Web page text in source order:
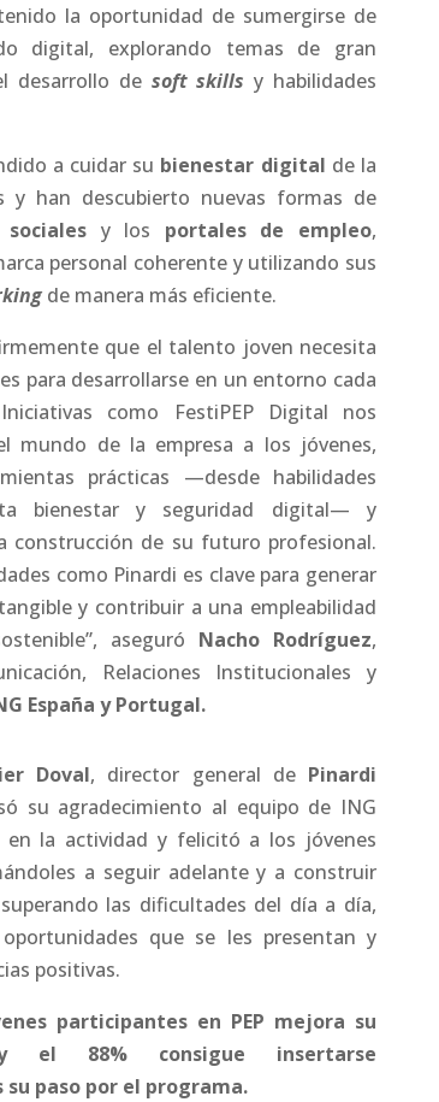
la oportunidad de sumergirse de
digital, explorando temas de gran
desarrollo de soft skills y habilidades
a cuidar su bienestar digital de la
y han descubierto nuevas formas de
sociales y los portales de empleo,
personal coherente y utilizando sus
de manera más eficiente.
que el talento joven necesita
para desarrollarse en un entorno cada
como FestiPEP Digital nos
mundo de la empresa a los jóvenes,
prácticas —desde habilidades
bienestar y seguridad digital— y
construcción de su futuro profesional.
como Pinardi es clave para generar
y contribuir a una empleabilidad
aseguró Nacho Rodríguez,
Relaciones Institucionales y
España y Portugal.
Doval, director general de Pinardi
su agradecimiento al equipo de ING
en la actividad y felicitó a los jóvenes
a seguir adelante y a construir
las dificultades del día a día,
que se les presentan y
positivas.
participantes en PEP mejora su
y el 88% consigue insertarse
paso por el programa.